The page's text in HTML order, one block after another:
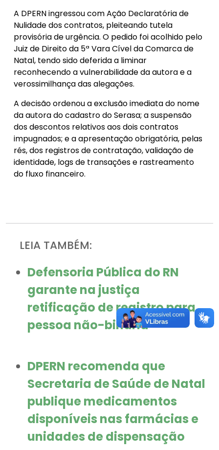
A DPERN ingressou com Ação Declaratória de
Nulidade dos contratos, pleiteando tutela
provisória de urgência. O pedido foi acolhido pelo
Juiz de Direito da 5ª Vara Cível da Comarca de
Natal, tendo sido deferida a liminar
reconhecendo a vulnerabilidade da autora e a
verossimilhança das alegações.
A decisão ordenou a exclusão imediata do nome
da autora do cadastro do Serasa; a suspensão
dos descontos relativos aos dois contratos
impugnados; e a apresentação obrigatória, pelas
rés, dos registros de contratação, validação de
identidade, logs de transações e rastreamento
do fluxo financeiro.
LEIA TAMBÉM:
Defensoria Pública do RN
garante na justiça
retificação de registro para
pessoa não-binária
DPERN recomenda que
Secretaria de Saúde de Natal
publique medicamentos
disponíveis nas farmácias e
unidades de dispensação